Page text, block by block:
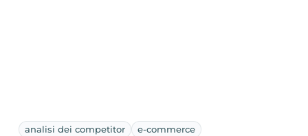
analisi dei competitor
e-commerce